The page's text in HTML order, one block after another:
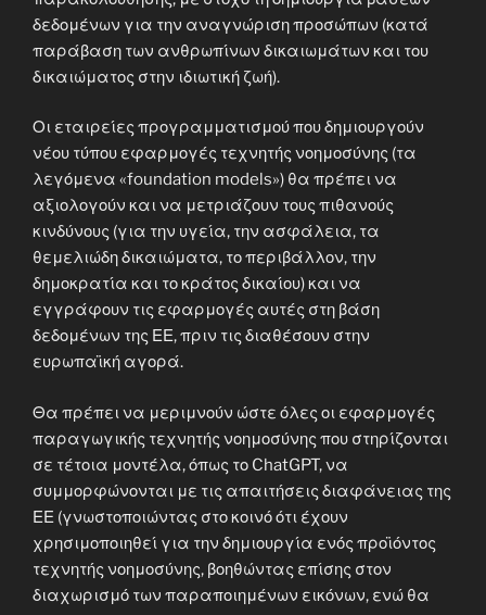
δεδομένων για την αναγνώριση προσώπων (κατά
παράβαση των ανθρωπίνων δικαιωμάτων και του
δικαιώματος στην ιδιωτική ζωή).
Οι εταιρείες προγραμματισμού που δημιουργούν
νέου τύπου εφαρμογές τεχνητής νοημοσύνης (τα
λεγόμενα «foundation models») θα πρέπει να
αξιολογούν και να μετριάζουν τους πιθανούς
κινδύνους (για την υγεία, την ασφάλεια, τα
θεμελιώδη δικαιώματα, το περιβάλλον, την
δημοκρατία και το κράτος δικαίου) και να
εγγράφουν τις εφαρμογές αυτές στη βάση
δεδομένων της ΕΕ, πριν τις διαθέσουν στην
ευρωπαϊκή αγορά.
Θα πρέπει να μεριμνούν ώστε όλες οι εφαρμογές
παραγωγικής τεχνητής νοημοσύνης που στηρίζονται
σε τέτοια μοντέλα, όπως το ChatGPT, να
συμμορφώνονται με τις απαιτήσεις διαφάνειας της
ΕΕ (γνωστοποιώντας στο κοινό ότι έχουν
χρησιμοποιηθεί για την δημιουργία ενός προϊόντος
τεχνητής νοημοσύνης, βοηθώντας επίσης στον
διαχωρισμό των παραποιημένων εικόνων, ενώ θα